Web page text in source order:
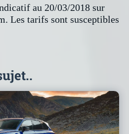
au 20/03/2018 sur
Les tarifs sont susceptibles